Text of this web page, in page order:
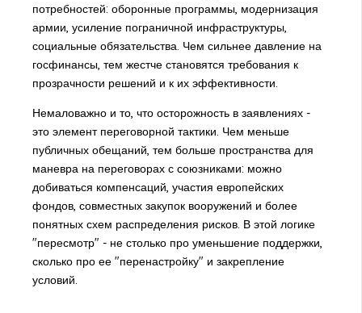
потребностей: оборонные программы, модернизация
армии, усиление пограничной инфраструктуры,
социальные обязательства. Чем сильнее давление на
госфинансы, тем жестче становятся требования к
прозрачности решений и к их эффективности.
Немаловажно и то, что осторожность в заявлениях -
это элемент переговорной тактики. Чем меньше
публичных обещаний, тем больше пространства для
маневра на переговорах с союзниками: можно
добиваться компенсаций, участия европейских
фондов, совместных закупок вооружений и более
понятных схем распределения рисков. В этой логике
"пересмотр" - не столько про уменьшение поддержки,
сколько про ее "перенастройку" и закрепление
условий.